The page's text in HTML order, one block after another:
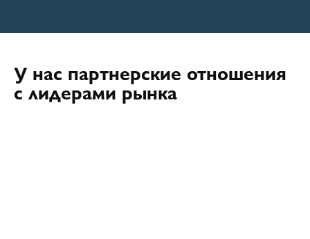
У нас партнерские отношения
с лидерами рынка